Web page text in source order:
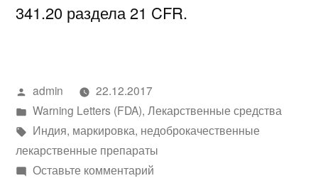
341.20 раздела 21 CFR.
Написано
автором
admin
22.12.2017
Написано
в
Warning Letters (FDA), Лекарственные средства
Метки:
Индия, маркировка, недоброкачественные
лекарственные препараты
Оставьте комментарийк